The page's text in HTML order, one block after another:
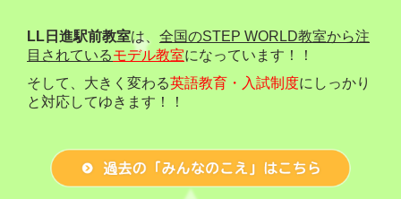
全国決勝大会 感想
2025年度 スピーチコンテスト教室大会 感想
卒業生のこえ
LL日進駅前教室は、 全国のSTEP WORLD教室から注
目されているモデル教室になっています！！
そして、大きく変わる英語教育・入試制度にしっかり
と対応してゆきます！！